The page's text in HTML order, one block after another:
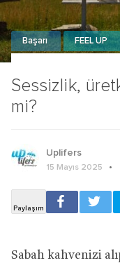
Sessizlik,
mi?
Başarı FEEL UP
Uplifers
15 Mayıs 2025
Sabah kahvenizi